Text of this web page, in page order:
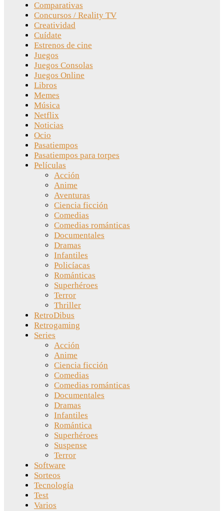
Comparativas
Concursos / Reality TV
Creatividad
Cuídate
Estrenos de cine
Juegos
Juegos Consolas
Juegos Online
Libros
Memes
Música
Netflix
Noticias
Ocio
Pasatiempos
Pasatiempos para torpes
Películas
Acción
Anime
Aventuras
Ciencia ficción
Comedias
Comedias románticas
Documentales
Dramas
Infantiles
Policíacas
Románticas
Superhéroes
Terror
Thriller
RetroDibus
Retrogaming
Series
Acción
Anime
Ciencia ficción
Comedias
Comedias románticas
Documentales
Dramas
Infantiles
Romántica
Superhéroes
Suspense
Terror
Software
Sorteos
Tecnología
Test
Varios